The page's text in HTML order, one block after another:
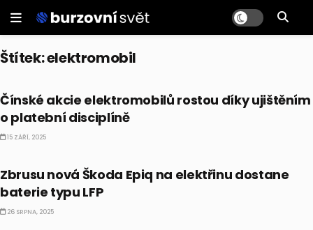
Štítek:elektromobil
Čínské akcie elektromobilů rostou díky ujištěním
o platební disciplíně
15 ZÁŘÍ, 2025
Zbrusu nová Škoda Epiq na elektřinu dostane
baterie typu LFP
26 SRPNA, 2025